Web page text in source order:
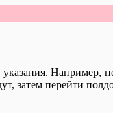
Например,
затем перейти